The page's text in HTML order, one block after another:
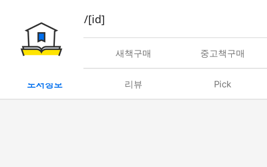
book/rent/[id]
대여 새책구매 중고책구매
도서정보 리뷰 Pick